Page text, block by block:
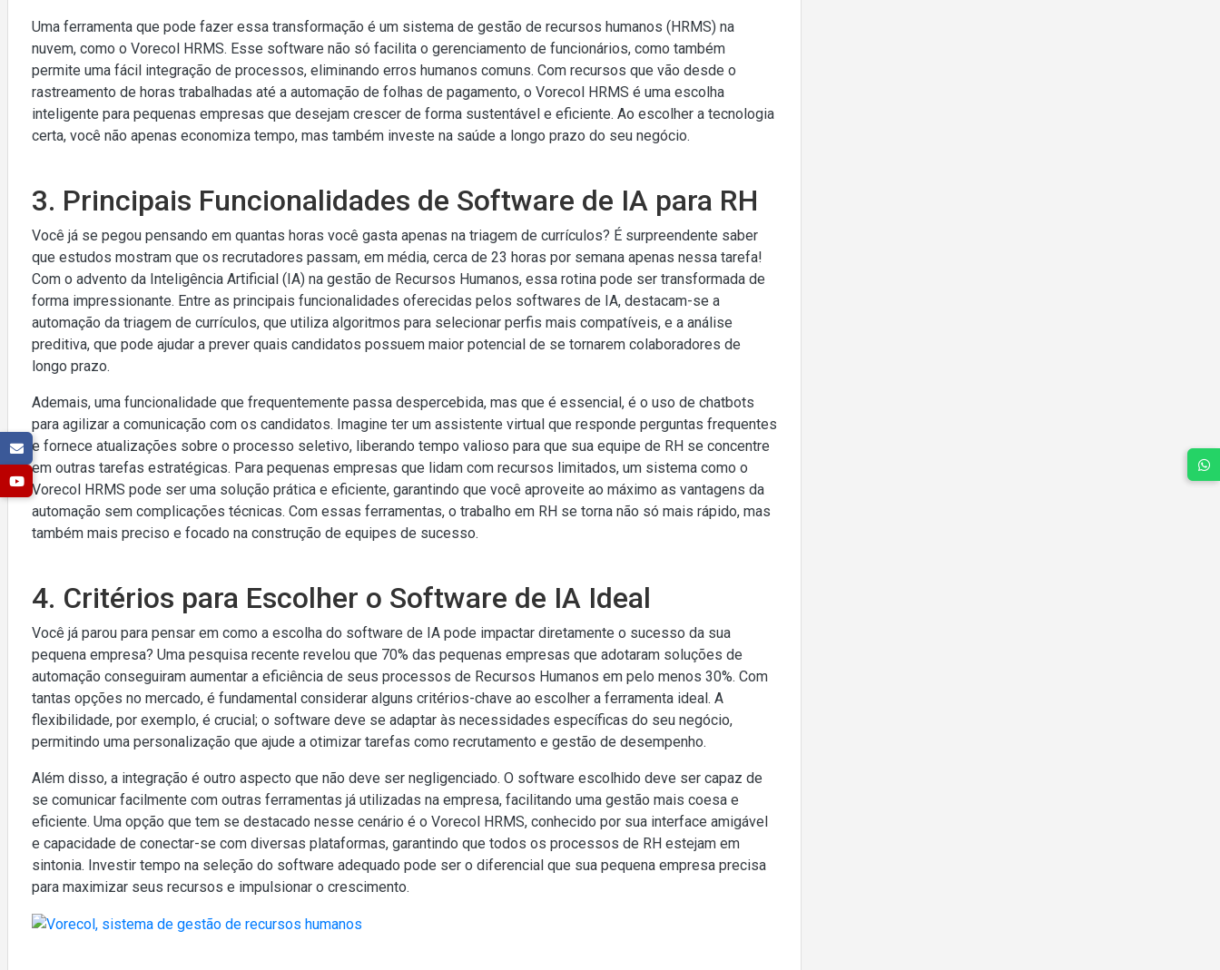
Uma ferramenta que pode fazer essa transformação é um sistema de gestão de recursos humanos (HRMS) na
nuvem, como o Vorecol HRMS. Esse software não só facilita o gerenciamento de funcionários, como também
permite uma fácil integração de processos, eliminando erros humanos comuns. Com recursos que vão desde o
rastreamento de horas trabalhadas até a automação de folhas de pagamento, o Vorecol HRMS é uma escolha
inteligente para pequenas empresas que desejam crescer de forma sustentável e eficiente. Ao escolher a tecnologia
certa, você não apenas economiza tempo, mas também investe na saúde a longo prazo do seu negócio.
3. Principais Funcionalidades de Software de IA para RH
Você já se pegou pensando em quantas horas você gasta apenas na triagem de currículos? É surpreendente saber
que estudos mostram que os recrutadores passam, em média, cerca de 23 horas por semana apenas nessa tarefa!
Com o advento da Inteligência Artificial (IA) na gestão de Recursos Humanos, essa rotina pode ser transformada de
forma impressionante. Entre as principais funcionalidades oferecidas pelos softwares de IA, destacam-se a
automação da triagem de currículos, que utiliza algoritmos para selecionar perfis mais compatíveis, e a análise
preditiva, que pode ajudar a prever quais candidatos possuem maior potencial de se tornarem colaboradores de
longo prazo.
Ademais, uma funcionalidade que frequentemente passa despercebida, mas que é essencial, é o uso de chatbots
para agilizar a comunicação com os candidatos. Imagine ter um assistente virtual que responde perguntas frequentes
e fornece atualizações sobre o processo seletivo, liberando tempo valioso para que sua equipe de RH se concentre
em outras tarefas estratégicas. Para pequenas empresas que lidam com recursos limitados, um sistema como o
Vorecol HRMS pode ser uma solução prática e eficiente, garantindo que você aproveite ao máximo as vantagens da
automação sem complicações técnicas. Com essas ferramentas, o trabalho em RH se torna não só mais rápido, mas
também mais preciso e focado na construção de equipes de sucesso.
4. Critérios para Escolher o Software de IA Ideal
Você já parou para pensar em como a escolha do software de IA pode impactar diretamente o sucesso da sua
pequena empresa? Uma pesquisa recente revelou que 70% das pequenas empresas que adotaram soluções de
automação conseguiram aumentar a eficiência de seus processos de Recursos Humanos em pelo menos 30%. Com
tantas opções no mercado, é fundamental considerar alguns critérios-chave ao escolher a ferramenta ideal. A
flexibilidade, por exemplo, é crucial; o software deve se adaptar às necessidades específicas do seu negócio,
permitindo uma personalização que ajude a otimizar tarefas como recrutamento e gestão de desempenho.
Além disso, a integração é outro aspecto que não deve ser negligenciado. O software escolhido deve ser capaz de
se comunicar facilmente com outras ferramentas já utilizadas na empresa, facilitando uma gestão mais coesa e
eficiente. Uma opção que tem se destacado nesse cenário é o Vorecol HRMS, conhecido por sua interface amigável
e capacidade de conectar-se com diversas plataformas, garantindo que todos os processos de RH estejam em
sintonia. Investir tempo na seleção do software adequado pode ser o diferencial que sua pequena empresa precisa
para maximizar seus recursos e impulsionar o crescimento.